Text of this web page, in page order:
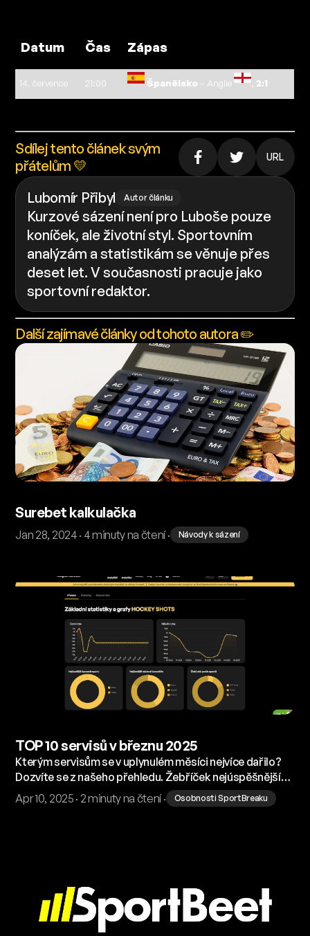
Datum Čas Zápas
14. července 21:00 Španělsko – Anglie 2:1
Sdílej tento článek svým
přátelům 💛
URL
Lubomír Přibyl Autor článku
Kurzové sázení není pro Luboše pouze
koníček, ale životní styl. Sportovním
analýzám a statistikám se věnuje přes
deset let. V současnosti pracuje jako
sportovní redaktor.
Další zajímavé články od tohoto autora ✏️
Surebet kalkulačka
Jan 28, 2024 · 4 minuty na čtení · Návody k sázení
TOP 10 servisů v březnu 2025
Kterým servisům se v uplynulém měsíci nejvíce dařilo?
Dozvíte se z našeho přehledu. Žebříček nejúspěšnějších
servisů jsme seřadili podle ziskových sázek.
Apr 10, 2025 · 2 minuty na čtení · Osobnosti SportBreaku